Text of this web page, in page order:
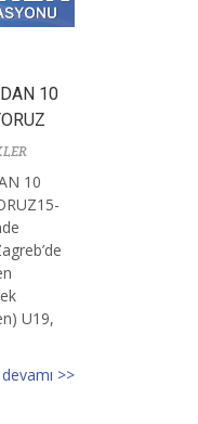
10
10
U19,
>>